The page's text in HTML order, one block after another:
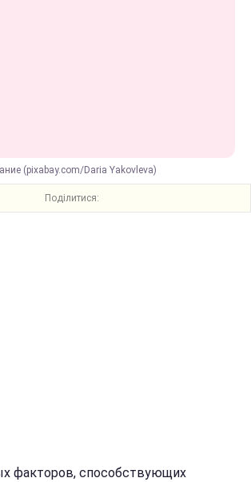
(pixabay.com/Daria Yakovleva)
Поділитися:
факторов, способствующих